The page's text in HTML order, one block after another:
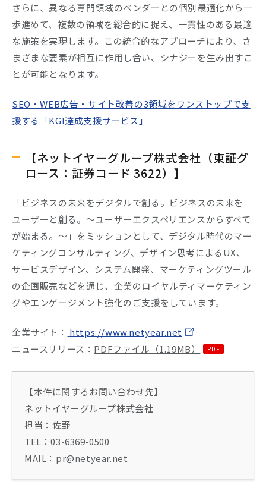
さらに、異なる専門領域のベンダーとの個別最適化から一
歩進めて、複数の領域を総合的に捉え、一貫性のある最適
な施策を実現します。この統合的なアプローチにより、さ
まざまな要素が相互に作用し合い、シナジーを生み出すこ
とが可能となります。
SEO・WEB広告・サイト改善の3領域をワンストップで支
援する「KGI達成支援サービス」
【ネットイヤーグループ株式会社（東証グ
ロース：証券コード 3622）】
「ビジネスの未来をデジタルで創る。ビジネスの未来を
ユーザーと創る。～ユーザーエクスペリエンスからすべて
が始まる。～」をミッションとして、デジタル時代のマー
ケティングコンサルティング、デザイン思考によるUX、
サービスデザイン、システム開発、マーケティングツール
の企画販売などを通じ、企業のロイヤルティマーケティン
グやエンゲージメント強化のご支援をしています。
企業サイト： https://www.netyear.net
ニュースリリース： PDFファイル（1.19MB）
【本件に関するお問い合わせ先】
ネットイヤーグループ株式会社
担当：佐野
TEL：03-6369-0500
MAIL：pr@netyear.net